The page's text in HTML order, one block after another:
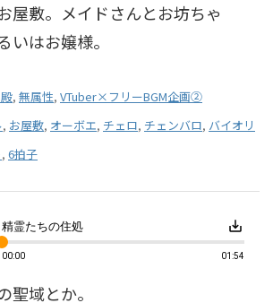
屋敷。メイドさんとお坊ちゃ
いはお嬢様。
, 無属性, VTuber×フリーBGM企画②
, お屋敷, オーボエ, チェロ, チェンバロ, バイオリ
, 6拍子
精霊たちの住処 save_alt
00:00 01:54
聖域とか。